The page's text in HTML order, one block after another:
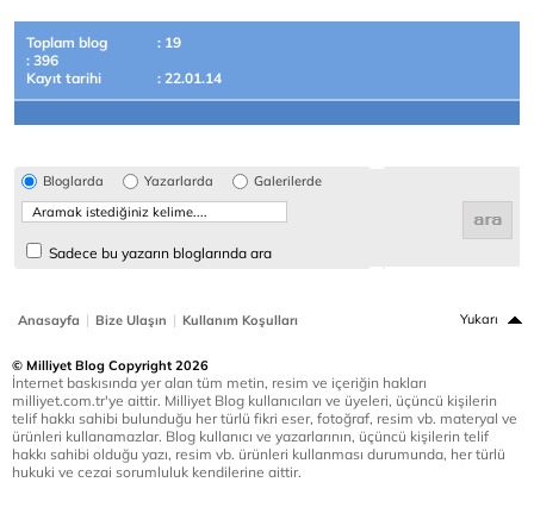
Toplam blog
: 19
: 396
Kayıt tarihi
: 22.01.14
Bloglarda Yazarlarda Galerilerde
Sadece bu yazarın bloglarında ara
Anasayfa | Bize Ulaşın | Kullanım Koşulları Yukarı
© Milliyet Blog Copyright 2026
İnternet baskısında yer alan tüm metin, resim ve içeriğin hakları
milliyet.com.tr'ye aittir. Milliyet Blog kullanıcıları ve üyeleri, üçüncü kişilerin
telif hakkı sahibi bulunduğu her türlü fikri eser, fotoğraf, resim vb. materyal ve
ürünleri kullanamazlar. Blog kullanıcı ve yazarlarının, üçüncü kişilerin telif
hakkı sahibi olduğu yazı, resim vb. ürünleri kullanması durumunda, her türlü
hukuki ve cezai sorumluluk kendilerine aittir.